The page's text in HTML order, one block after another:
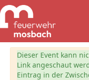
Warnung
Dieser Event kann
Link angeschaut
Eintrag in der